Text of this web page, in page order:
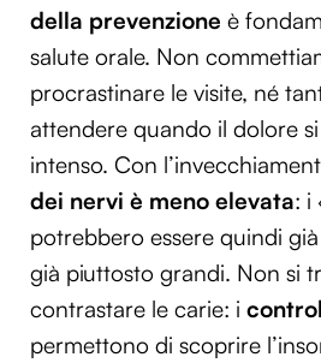
della prevenzione è
salute orale. Non
procrastinare le visite, né
attendere quando il dolore
intenso. Con
dei nervi è meno elevata: i
potrebbero essere quindi
già piuttosto grandi. Non si
contrastare le carie: i
permettono di scoprire